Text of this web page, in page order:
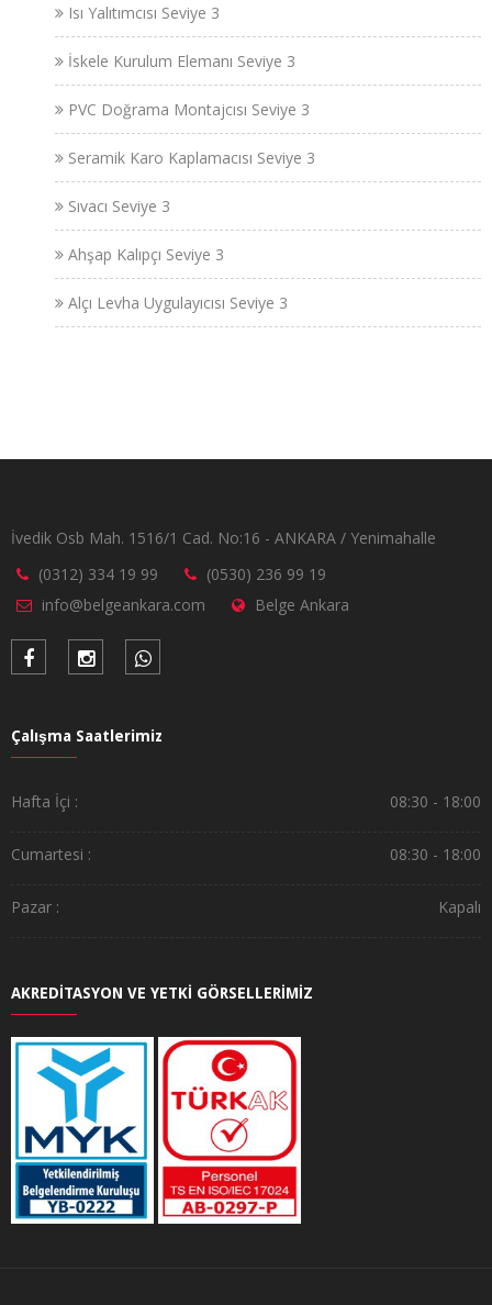
Isı Yalıtımcısı Seviye 3
İskele Kurulum Elemanı Seviye 3
PVC Doğrama Montajcısı Seviye 3
Seramik Karo Kaplamacısı Seviye 3
Sıvacı Seviye 3
Ahşap Kalıpçı Seviye 3
Alçı Levha Uygulayıcısı Seviye 3
İvedik Osb Mah. 1516/1 Cad. No:16 - ANKARA / Yenimahalle
(0312) 334 19 99
(0530) 236 99 19
info@belgeankara.com
Belge Ankara
Çalışma Saatlerimiz
Hafta İçi : 08:30 - 18:00
Cumartesi : 08:30 - 18:00
Pazar : Kapalı
AKREDİTASYON VE YETKİ GÖRSELLERİMİZ